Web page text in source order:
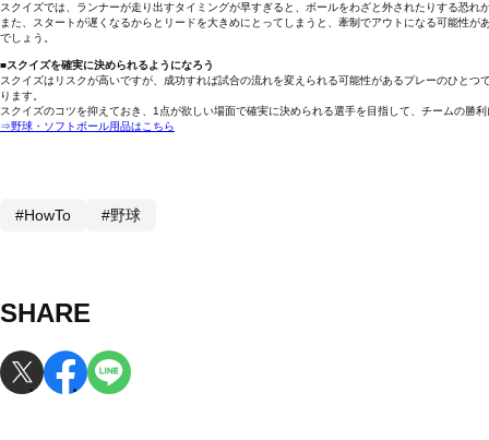
スクイズでは、ランナーが走り出すタイミングが早すぎると、ボールをわざと外されたりする恐
また、スタートが遅くなるからとリードを大きめにとってしまうと、牽制でアウトになる可能性
でしょう。
■スクイズを確実に決められるようになろう
スクイズはリスクが高いですが、成功すれば試合の流れを変えられる可能性があるプレーのひと
ります。
スクイズのコツを抑えておき、1点が欲しい場面で確実に決められる選手を目指して、チームの勝
⇒野球・ソフトボール用品はこちら
#HowTo #野球
SHARE